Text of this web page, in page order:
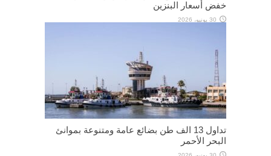
خفض أسعار البنزين
30 يونيو، 2026
تداول 13 الف طن بضائع عامة ومتنوعة بموانئ
البحر الأحمر